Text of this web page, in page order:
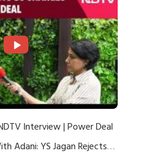
Interview | Power Deal
Adani: YS Jagan Rejects